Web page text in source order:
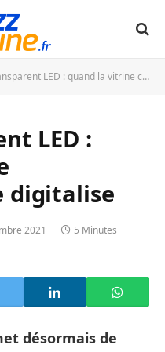
LED : quand la vitrine commerciale se digitalise
LED :
digitalise
2021
5 Minutes
désormais de